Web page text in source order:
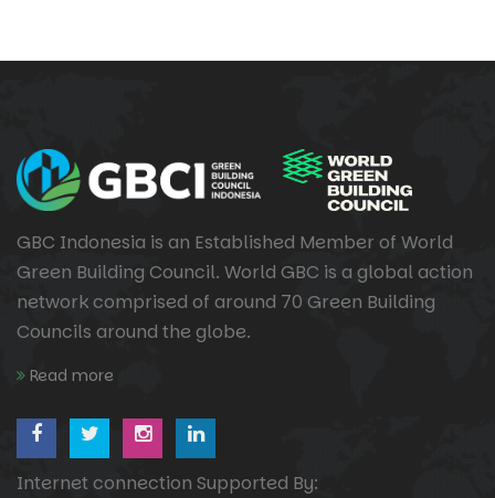
GBC Indonesia is an Established Member of World
Green Building Council. World GBC is a global action
network comprised of around 70 Green Building
Councils around the globe.
Read more
Internet connection Supported By: